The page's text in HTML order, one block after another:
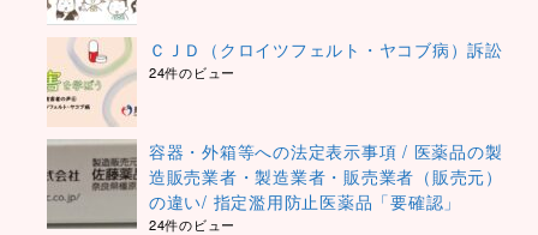
ＣＪＤ（クロイツフェルト・ヤコブ病）訴訟
24件のビュー
容器・外箱等への法定表示事項 / 医薬品の製
造販売業者・製造業者・販売業者（販売元）
の違い/ 指定濫用防止医薬品「要確認」
24件のビュー